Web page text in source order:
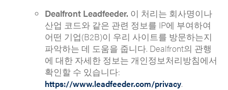
Dealfront Leadfeeder. 이 처리는 회사명이나
산업 코드와 같은 관련 정보를 IP에 부여하여
어떤 기업(B2B)이 우리 사이트를 방문하는지
파악하는 데 도움을 줍니다. Dealfront의 관행
에 대한 자세한 정보는 개인정보처리방침에서
확인할 수 있습니다:
https://www.leadfeeder.com/privacy.